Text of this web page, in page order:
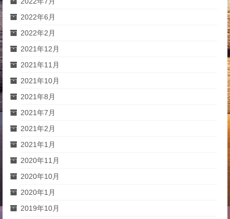
2022年6月
2022年2月
2021年12月
2021年11月
2021年10月
2021年8月
2021年7月
2021年2月
2021年1月
2020年11月
2020年10月
2020年1月
2019年10月